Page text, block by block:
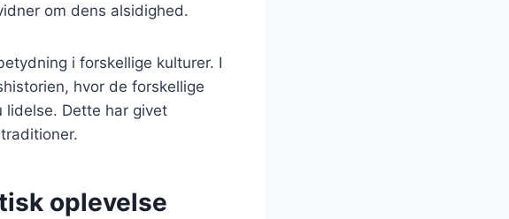
om dens alsidighed.
i forskellige kulturer. I
hvor de forskellige
Dette har givet
oplevelse